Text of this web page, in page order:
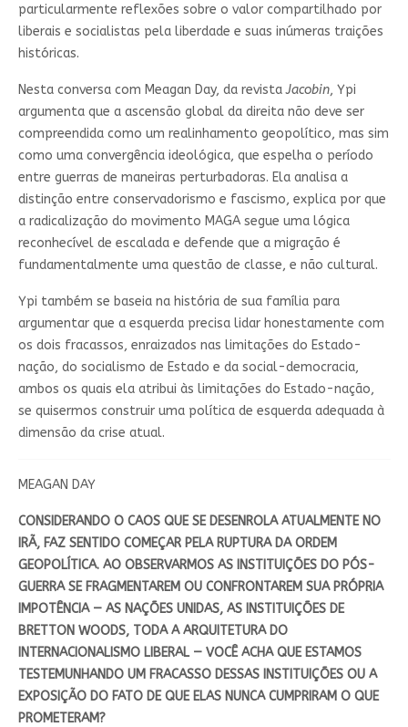
particularmente reflexões sobre o valor compartilhado por
liberais e socialistas pela liberdade e suas inúmeras traições
históricas.
Nesta conversa com Meagan Day, da revistaJacobin, Ypi
argumenta que a ascensão global da direita não deve ser
compreendida como um realinhamento geopolítico, mas sim
como uma convergência ideológica, que espelha o período
entre guerras de maneiras perturbadoras. Ela analisa a
distinção entre conservadorismo e fascismo, explica por que
a radicalização do movimento MAGA segue uma lógica
reconhecível de escalada e defende que a migração é
fundamentalmente uma questão de classe, e não cultural.
Ypi também se baseia na história de sua família para
argumentar que a esquerda precisa lidar honestamente com
os dois fracassos, enraizados nas limitações do Estado-
nação, do socialismo de Estado e da social-democracia,
ambos os quais ela atribui às limitações do Estado-nação,
se quisermos construir uma política de esquerda adequada à
dimensão da crise atual.
MEAGAN DAY
CONSIDERANDO O CAOS QUE SE DESENROLA ATUALMENTE NO
IRÃ, FAZ SENTIDO COMEÇAR PELA RUPTURA DA ORDEM
GEOPOLÍTICA. AO OBSERVARMOS AS INSTITUIÇÕES DO PÓS-
GUERRA SE FRAGMENTAREM OU CONFRONTAREM SUA PRÓPRIA
IMPOTÊNCIA — AS NAÇÕES UNIDAS, AS INSTITUIÇÕES DE
BRETTON WOODS, TODA A ARQUITETURA DO
INTERNACIONALISMO LIBERAL — VOCÊ ACHA QUE ESTAMOS
TESTEMUNHANDO UM FRACASSO DESSAS INSTITUIÇÕES OU A
EXPOSIÇÃO DO FATO DE QUE ELAS NUNCA CUMPRIRAM O QUE
PROMETERAM?